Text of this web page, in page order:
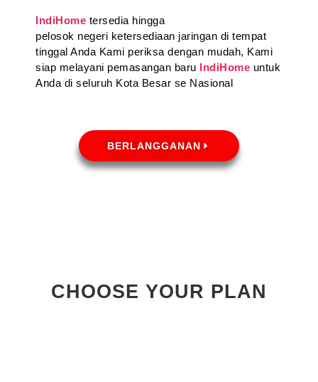
IndiHome tersedia hingga
pelosok negeri ketersediaan jaringan di tempat
tinggal Anda Kami periksa dengan mudah, Kami
siap melayani pemasangan baru IndiHome untuk
Anda di seluruh Kota Besar se Nasional
BERLANGGANAN
CHOOSE YOUR PLAN